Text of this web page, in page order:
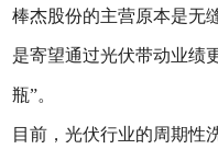
棒杰股份的主营原本是无
是寄望通过光伏带动业绩
瓶”。
目前，光伏行业的周期性